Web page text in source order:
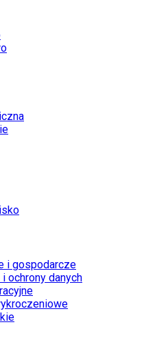
i gospodarcze
ochrony danych